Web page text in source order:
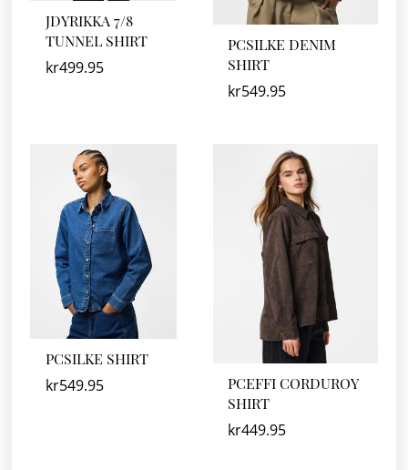
JDYRIKKA 7/8
TUNNEL SHIRT
kr499.95
PCSILKE DENIM
SHIRT
kr549.95
PCSILKE SHIRT
kr549.95
PCEFFI CORDUROY
SHIRT
kr449.95